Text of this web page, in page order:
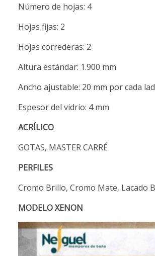
Número de hojas: 4
Hojas fijas: 2
Hojas correderas: 2
Altura estándar: 1.900 mm
Ancho ajustable: 20 mm por cada
Espesor del vidrio: 4 mm
ACRÍLICO
GOTAS, MASTER CARRÉ
PERFILES
Cromo Brillo, Cromo Mate, Lacado
MODELO XENON